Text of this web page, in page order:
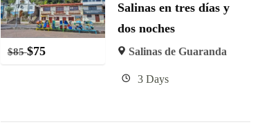
$85 $75
Salinas en tres días y
dos noches
Salinas de Guaranda
3 Days